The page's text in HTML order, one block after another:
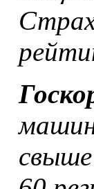
свыше